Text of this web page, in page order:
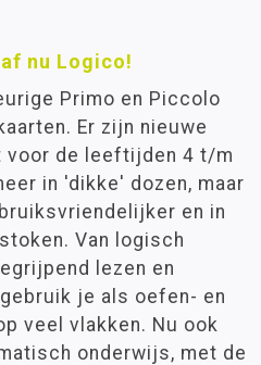
nu Logico!
Primo en Piccolo
Er zijn nieuwe
voor de leeftijden 4 t/m
in 'dikke' dozen, maar
en in
Van logisch
lezen en
je als oefen- en
veel vlakken. Nu ook
onderwijs, met de